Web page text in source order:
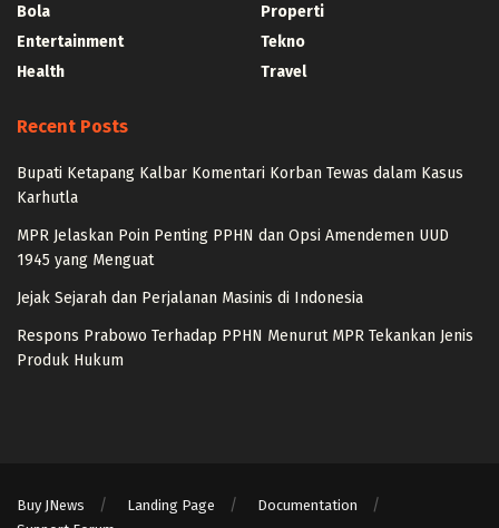
Bola
Entertainment
Health
Properti
Tekno
Travel
Recent Posts
Bupati Ketapang Kalbar Komentari Korban Tewas dalam Kasus
Karhutla
MPR Jelaskan Poin Penting PPHN dan Opsi Amendemen UUD
1945 yang Menguat
Jejak Sejarah dan Perjalanan Masinis di Indonesia
Respons Prabowo Terhadap PPHN Menurut MPR Tekankan Jenis
Produk Hukum
Buy JNews Landing Page
Documentation